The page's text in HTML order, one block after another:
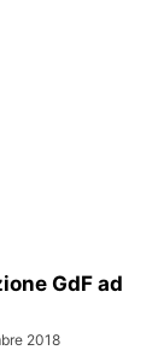
GdF ad
2018